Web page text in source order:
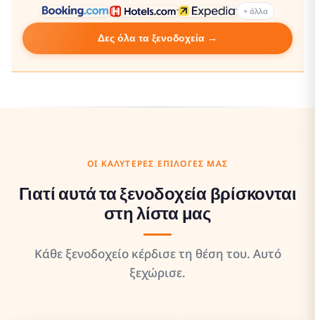
+ άλλα
Δες όλα τα ξενοδοχεία →
ΟΙ ΚΑΛΎΤΕΡΕΣ ΕΠΙΛΟΓΈΣ ΜΑΣ
Γιατί αυτά τα ξενοδοχεία βρίσκονται
στη λίστα μας
Κάθε ξενοδοχείο κέρδισε τη θέση του. Αυτό
ξεχώρισε.